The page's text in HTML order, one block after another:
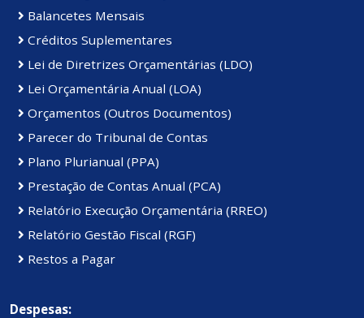
Balancetes Mensais
Créditos Suplementares
Lei de Diretrizes Orçamentárias (LDO)
Lei Orçamentária Anual (LOA)
Orçamentos (Outros Documentos)
Parecer do Tribunal de Contas
Plano Plurianual (PPA)
Prestação de Contas Anual (PCA)
Relatório Execução Orçamentária (RREO)
Relatório Gestão Fiscal (RGF)
Restos a Pagar
Despesas: